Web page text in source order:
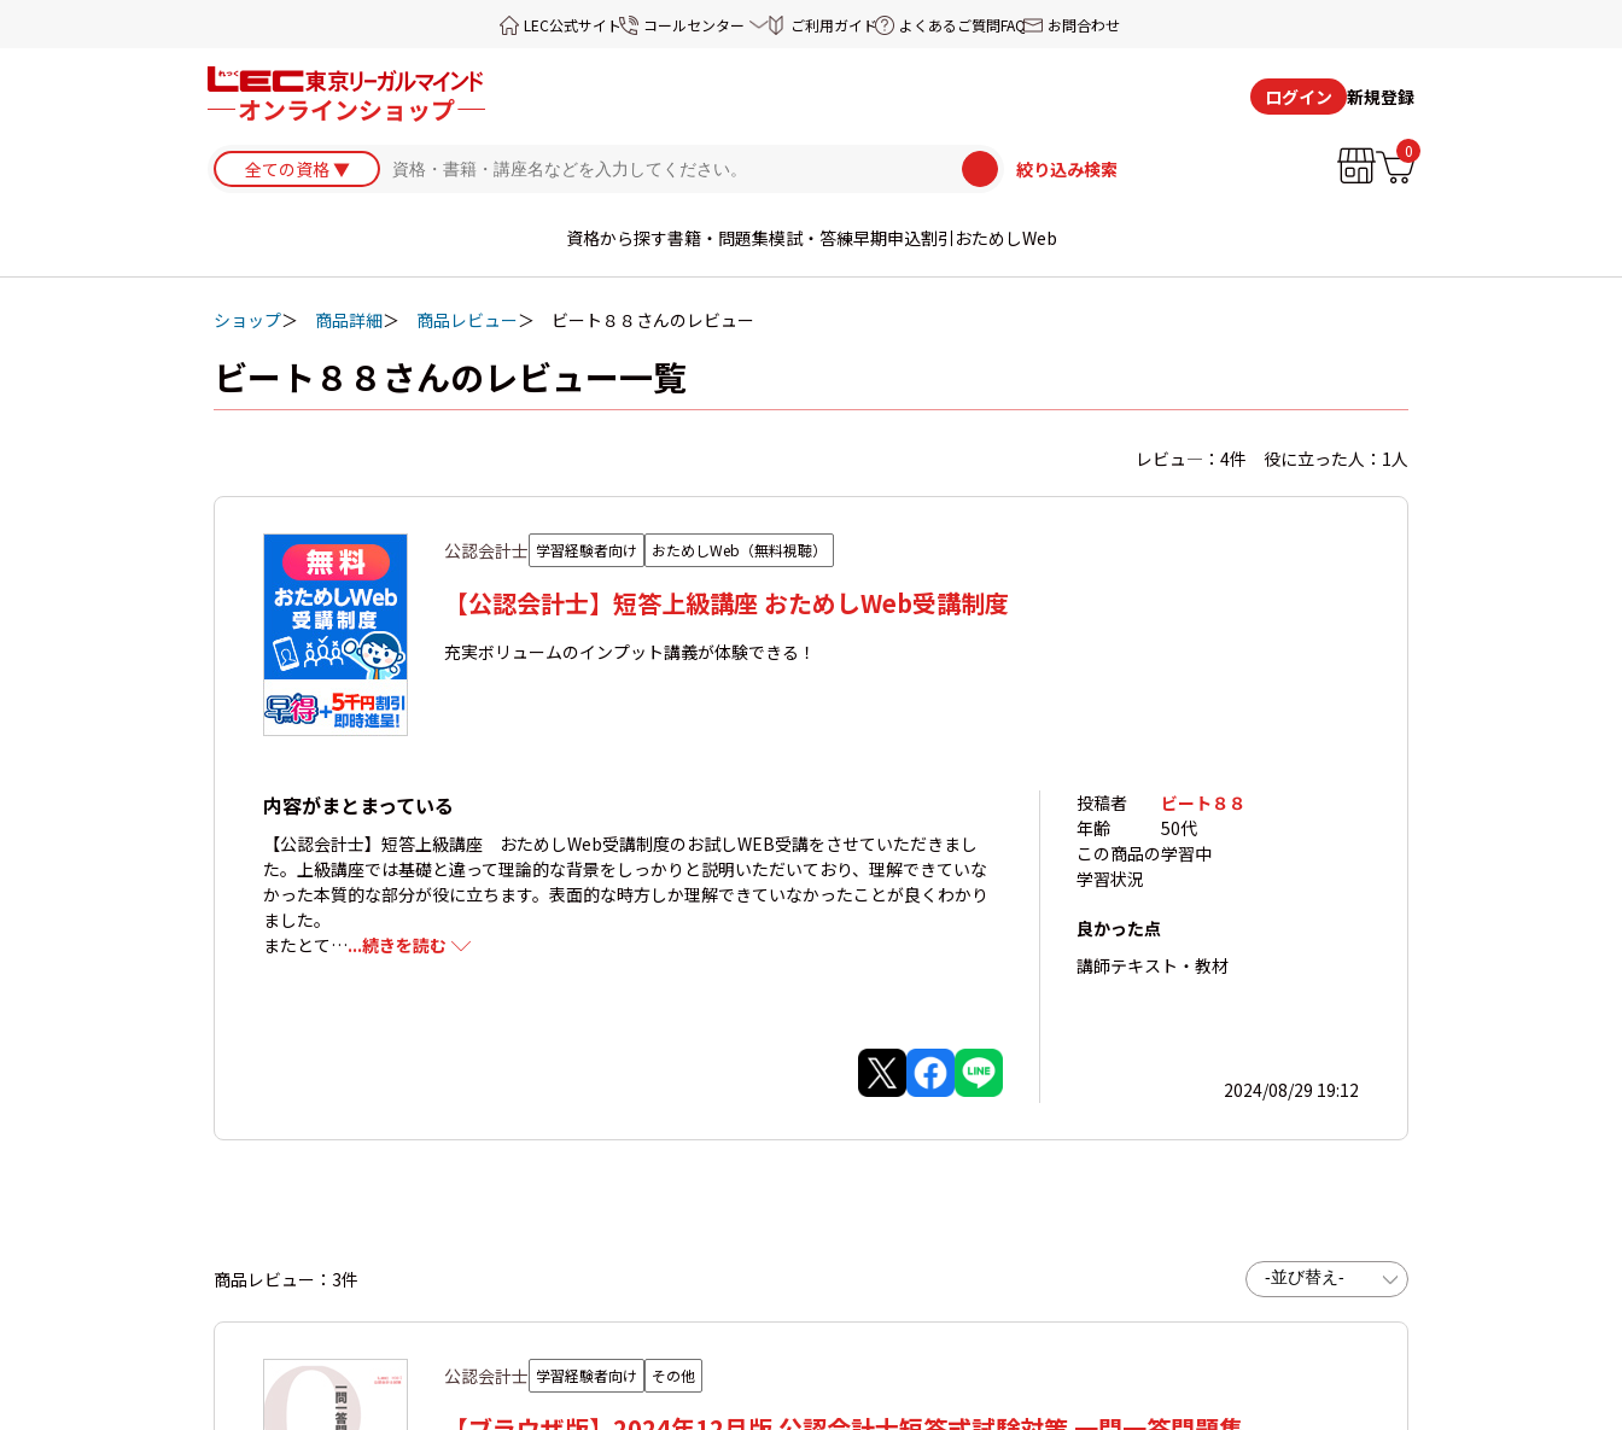
LEC公式サイト コールセンター ご利用ガイド よくあるご質問FAQ お問合わせ
ログイン 新規登録
絞り込み検索
0
資格から探す書籍・問題集模試・答練早期申込割引 おためしWeb
ショップ 商品詳細 商品レビュー ビート８８さんのレビュー
ビート８８さんのレビュー一覧
レビュ―：4件 役に立った人：1人
公認会計士 学習経験者向け おためしWeb（無料視聴）
【公認会計士】短答上級講座 おためしWeb受講制度
充実ボリュームのインプット講義が体験できる！
内容がまとまっている
【公認会計士】短答上級講座 おためしWeb受講制度のお試しWEB受講をさせていただきまし
た。上級講座では基礎と違って理論的な背景をしっかりと説明いただいており、理解できていな
かった本質的な部分が役に立ちます。表面的な時方しか理解できていなかったことが良くわかり
ました。
またとて…...続きを読む
投稿者
ビート８８
年齢
50代
この商品の
学習状況
学習中
良かった点
講師テキスト・教材
2024/08/29 19:12
商品レビュー：3件
公認会計士 学習経験者向け その他